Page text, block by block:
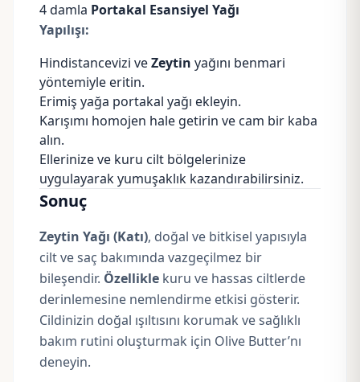
4 damla Portakal Esansiyel Yağı
Yapılışı:
Hindistancevizi veZeytin yağını benmari
yöntemiyle eritin.
Erimiş yağa portakal yağı ekleyin.
Karışımı homojen hale getirin ve cam bir kaba
alın.
Ellerinize ve kuru cilt bölgelerinize
uygulayarak yumuşaklık kazandırabilirsiniz.
Sonuç
Zeytin Yağı (Katı), doğal ve bitkisel yapısıyla
cilt ve saç bakımında vazgeçilmez bir
bileşendir. Özellikle kuru ve hassas ciltlerde
derinlemesine nemlendirme etkisi gösterir.
Cildinizin doğal ışıltısını korumak ve sağlıklı
bakım rutini oluşturmak için Olive Butter’nı
deneyin.